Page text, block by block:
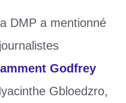
DMP a mentionné
Godfrey
Gbloedzro,